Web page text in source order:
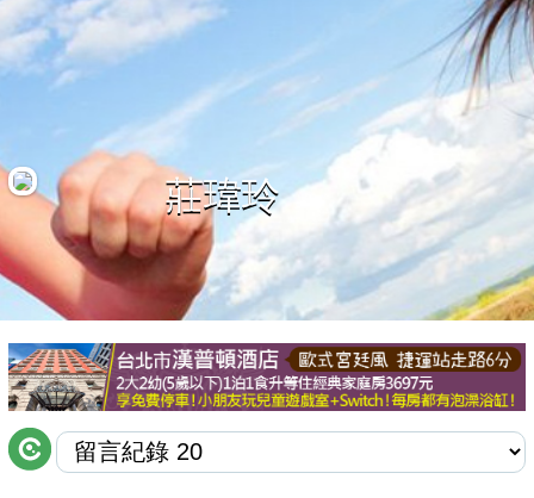
好康優惠
最新留言
商家合作
推薦景點
討論區
聯絡我們
莊瑋玲